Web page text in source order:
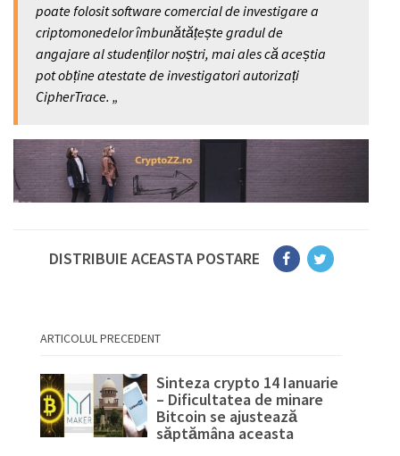
poate folosit software comercial de investigare a
criptomonedelor îmbunătățește gradul de
angajare al studenților noștri, mai ales că aceștia
pot obține atestate de investigatori autorizați
CipherTrace. „
DISTRIBUIE ACEASTA POSTARE
ARTICOLUL PRECEDENT
Sinteza crypto 14 Ianuarie
– Dificultatea de minare
Bitcoin se ajustează
săptămâna aceasta